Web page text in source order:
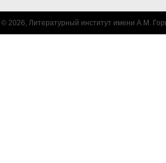
2026, Литературный институт имени А.М.